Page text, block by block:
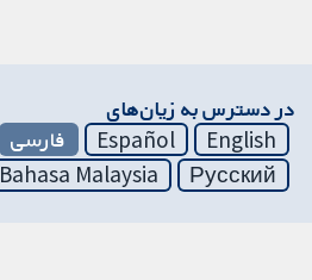
در دسترس به زیان‌های
English
Español فارسی
Русский
Bahasa Malaysia